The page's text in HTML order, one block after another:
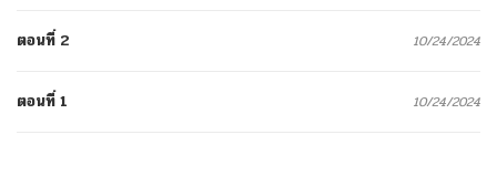
ตอนที่ 2 10/24/2024
ตอนที่ 1 10/24/2024